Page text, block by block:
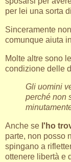
per lei una sorta
Sinceramente
comunque aiuta
Molte altre sono
condizione delle
Gli uomini
perché non
Anche se l'ho
parte, non posso
spingano a
ottenere libertà e